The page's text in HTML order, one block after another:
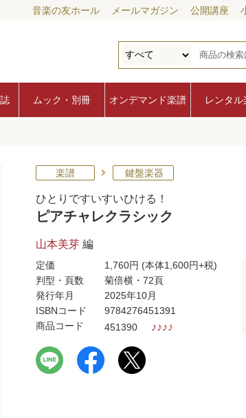
音楽の友ホール メールマガジン 公開講座
ムック・別冊 オンデマンド楽譜 レンタル
楽譜 鍵盤楽器
ひとりですいすいひける！
ピアチャレクラシック
山本美芽 編
定価 1,760円 (本体1,600円+税)
判型・頁数
菊倍横・72頁
発行年月
2025年10月
ISBNコード
9784276451391
商品コード
451390 ♪♪♪♪